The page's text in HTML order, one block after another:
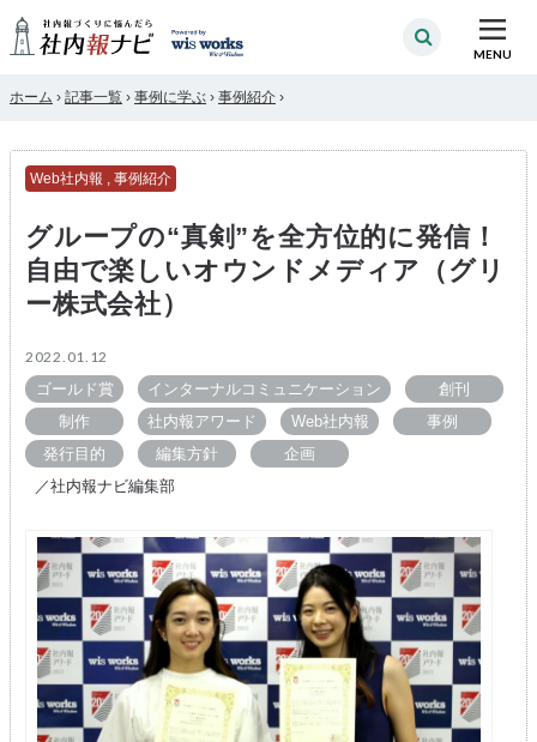
MENU
ホーム › 記事一覧 › 事例に学ぶ › 事例紹介 ›
Web社内報 , 事例紹介
グループの“真剣”を全方位的に発信！
自由で楽しいオウンドメディア（グリ
ー株式会社）
2022.01.12
ゴールド賞
インターナルコミュニケーション
創刊
制作
社内報アワード Web社内報
事例
発行目的
編集方針
企画
／社内報ナビ編集部